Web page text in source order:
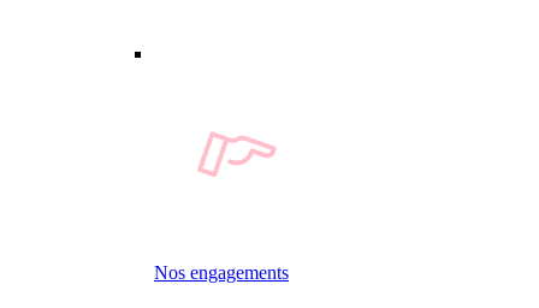
Nos engagements